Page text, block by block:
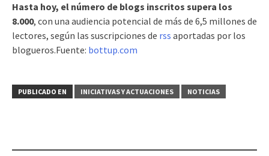
Hasta hoy, el número de blogs inscritos supera los
8.000, con una audiencia potencial de más de 6,5 millones de
lectores, según las suscripciones de rss aportadas por los
blogueros.Fuente: bottup.com
PUBLICADO EN INICIATIVAS Y ACTUACIONES NOTICIAS